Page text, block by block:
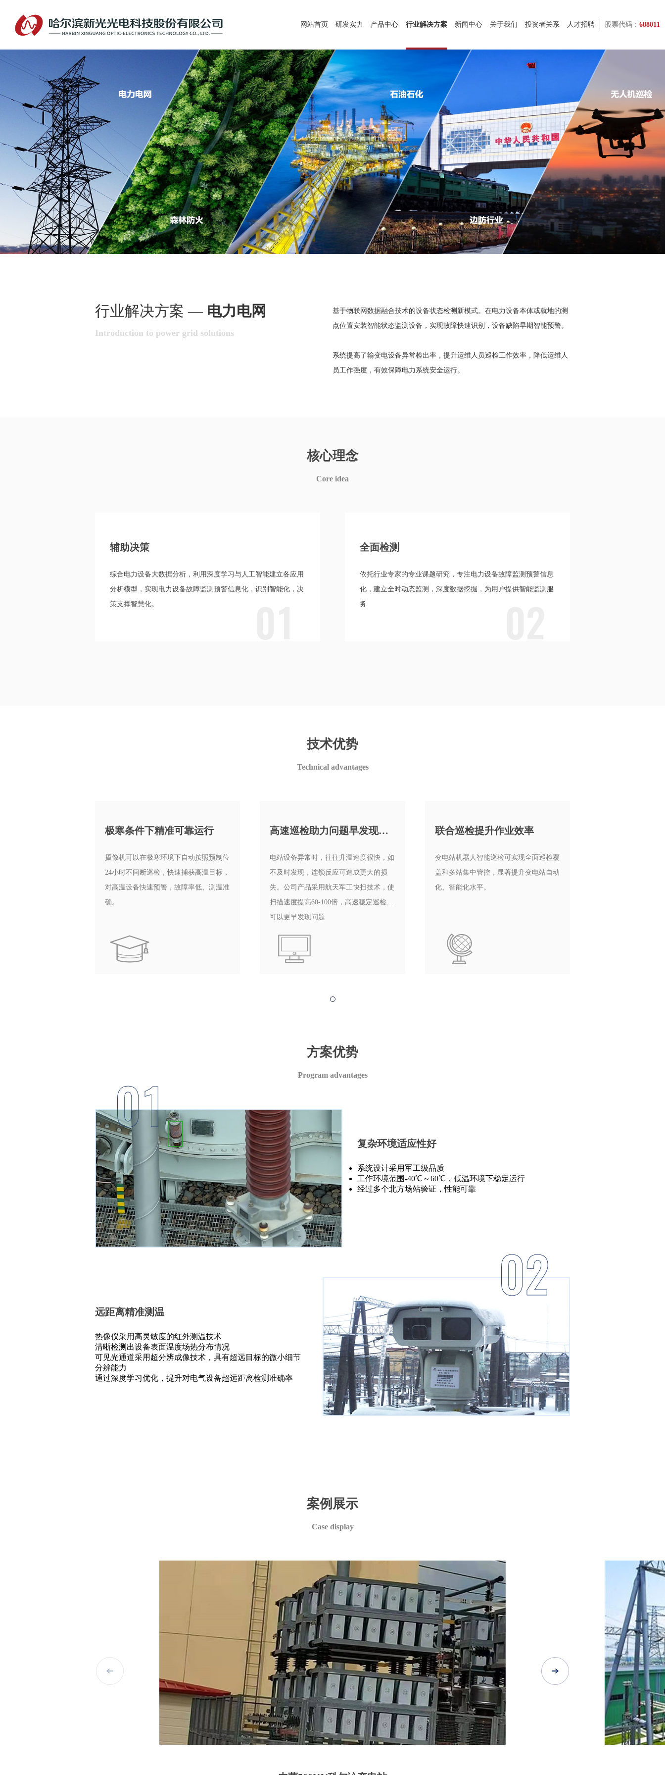
股票代码： 688011
网站首页 研发实力 产品中心 行业解决方案 新闻中心 关于我们 投资者关系 人才招聘
行业解决方案 — 电力电网
Introduction to power grid solutions
基于物联网数据融合技术的设备状态检测新模式。在电力设备本体或就地的测
点位置安装智能状态监测设备，实现故障快速识别，设备缺陷早期智能预警。
系统提高了输变电设备异常检出率，提升运维人员巡检工作效率，降低运维人
员工作强度，有效保障电力系统安全运行。
核心理念
Core idea
辅助决策
综合电力设备大数据分析，利用深度学习与人工智能建立各应用
分析模型，实现电力设备故障监测预警信息化，识别智能化，决
策支撑智慧化。
全面检测
依托行业专家的专业课题研究，专注电力设备故障监测预警信息
化，建立全时动态监测，深度数据挖掘，为用户提供智能监测服
务
技术优势
Technical advantages
极寒条件下精准可靠运行
摄像机可以在极寒环境下自动按照预制位
24小时不间断巡检，快速捕获高温目标，
对高温设备快速预警，故障率低、测温准
确。
高速巡检助力问题早发现、早报告
电站设备异常时，往往升温速度很快，如
不及时发现，连锁反应可造成更大的损
失。公司产品采用航天军工快扫技术，使
扫描速度提高60-100倍，高速稳定巡检，
可以更早发现问题
联合巡检提升作业效率
变电站机器人智能巡检可实现全面巡检覆
盖和多站集中管控，显著提升变电站自动
化、智能化水平。
方案优势
Program advantages
01
复杂环境适应性好
系统设计采用军工级品质
工作环境范围-40℃～60℃，低温环境下稳定运行
经过多个北方场站验证，性能可靠
02
远距离精准测温
热像仪采用高灵敏度的红外测温技术
清晰检测出设备表面温度场热分布情况
可见光通道采用超分辨成像技术，具有超远目标的微小细节
分辨能力
通过深度学习优化，提升对电气设备超远距离检测准确率
案例展示
Case display